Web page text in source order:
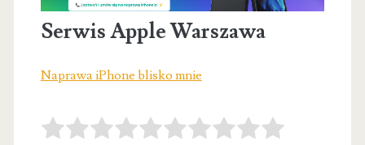
Serwis Apple Warszawa
Naprawa iPhone blisko mnie